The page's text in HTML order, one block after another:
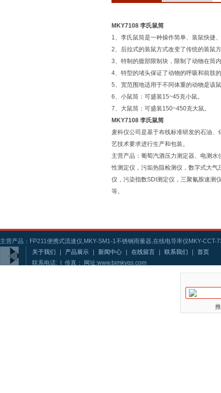
MKY7108 李氏鼠筒
1、李氏鼠筒是一种操作简单、装鼠快捷
2、后拉式的装鼠方式改变了传统的装鼠
3、特制的腹部限制块，限制了动物在筒
4、特型的堵头保证了动物的呼吸和前肢
5、宽范围地适用于不同体重的动物是该
6、小鼠筒：可盛装15~45克小鼠。
7、大鼠筒：可盛装150~450克大鼠。
MKY7108 李氏鼠筒
麦科仪公司是基于布线标准研发的石油
艺技术要求进行生产和包装。
主营产品：葡萄汽酒压力测定器、电测
性测定仪，污垢热阻检测仪，数字式大
仪，污染指数SDI测定仪，三聚氰胺速测
等。
主营产品：FP211便携式流速仪,MKY-SM1-1不锈钢雨量器,在线电导率仪MKY-CCT-
关于我们
产品展示 新闻中心 在线留言 联系我们
首页
联系电话: | 传真： 网址:www.bjmkygs.com